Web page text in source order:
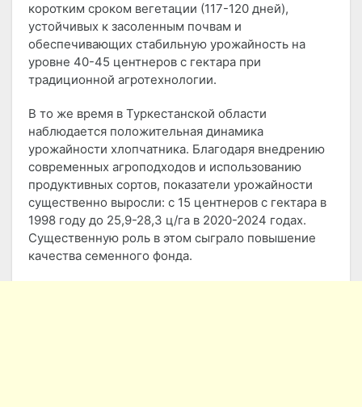
коротким сроком вегетации (117-120 дней),
устойчивых к засоленным почвам и
обеспечивающих стабильную урожайность на
уровне 40-45 центнеров с гектара при
традиционной агротехнологии.
В то же время в Туркестанской области
наблюдается положительная динамика
урожайности хлопчатника. Благодаря внедрению
современных агроподходов и использованию
продуктивных сортов, показатели урожайности
существенно выросли: с 15 центнеров с гектара в
1998 году до 25,9-28,3 ц/га в 2020-2024 годах.
Существенную роль в этом сыграло повышение
качества семенного фонда.